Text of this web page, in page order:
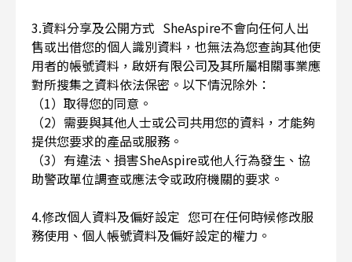
3.資料分享及公開方式 SheAspire不會向任何人出
售或出借您的個人識別資料，也無法為您查詢其他使
用者的帳號資料，啟妍有限公司及其所屬相關事業應
對所搜集之資料依法保密。以下情況除外：
（1）取得您的同意。
（2）需要與其他人士或公司共用您的資料，才能夠
提供您要求的產品或服務。
（3）有違法、損害SheAspire或他人行為發生、協
助警政單位調查或應法令或政府機關的要求。
4.修改個人資料及偏好設定 您可在任何時候修改服
務使用、個人帳號資料及偏好設定的權力。